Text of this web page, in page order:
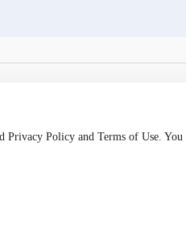
Road, Beijing, China. 100040
Policy and Terms of Use. You